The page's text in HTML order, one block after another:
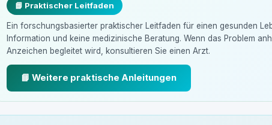
📘 Praktischer Leitfaden
Ein forschungsbasierter praktischer Leitfaden für einen gesunden
Information und keine medizinische Beratung. Wenn das Problem
Anzeichen begleitet wird, konsultieren Sie einen Arzt.
📘 Weitere praktische Anleitungen